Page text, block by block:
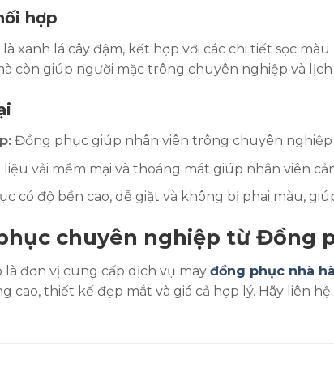
hợp
xanh lá cây đậm, kết hợp với các chi tiết sọc
còn giúp người mặc trông chuyên nghiệp và lịch
Đồng phục giúp nhân viên trông chuyên nghiệp
vải mềm mại và thoáng mát giúp nhân viên
có độ bền cao, dễ giặt và không bị phai màu,
chuyên nghiệp từ Đồng
là đơn vị cung cấp dịch vụ may đồng phục nhà
cao, thiết kế đẹp mắt và giá cả hợp lý. Hãy liên